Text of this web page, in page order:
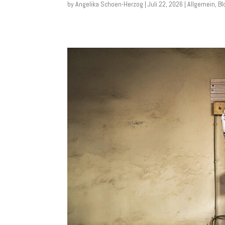
byAngelika Schoen-Herzog |Juli 22, 2026 |Allgemein,